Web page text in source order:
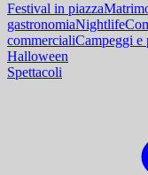
Festival in piazza
gastronomiaNightlife
commercialiCampeggi e
Halloween
Spettacoli